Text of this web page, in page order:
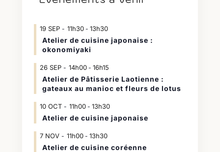
19 SEP 11h30- 13h30
Atelier de cuisine japonaise :
okonomiyaki
26 SEP 14h00- 16h15
Atelier de Pâtisserie Laotienne :
gateaux au manioc et fleurs de lotus
10 OCT 11h00- 13h30
Atelier de cuisine japonaise
7 NOV 11h00- 13h30
Atelier de cuisine coréenne